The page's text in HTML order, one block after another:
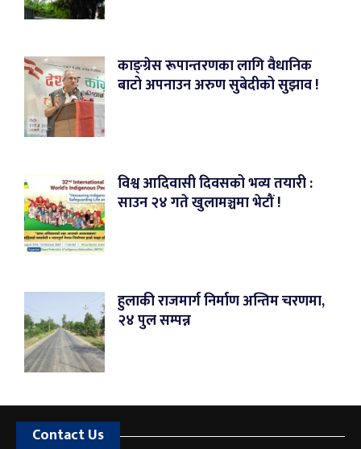
काङ्ग्रेस रूपान्तरणका लागि वैधानिक
बाटो अपनाउन अरुण सुबेदीको सुझाव !
विश्व आदिवासी दिवसको भव्य तयारी :
साउन २४ गते खुलामञ्चमा भेटौं !
हुलाकी राजमार्ग निर्माण अन्तिम चरणमा,
२४ पुल सम्पन्न
Contact Us